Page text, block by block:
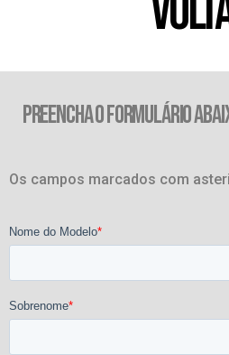
PREENCHA O FORMULÁRIO
Os campos marcados com